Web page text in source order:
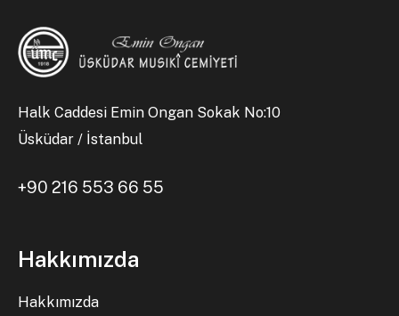
Halk Caddesi Emin Ongan Sokak No:10
Üsküdar / İstanbul
+90 216 553 66 55
Hakkımızda
Hakkımızda